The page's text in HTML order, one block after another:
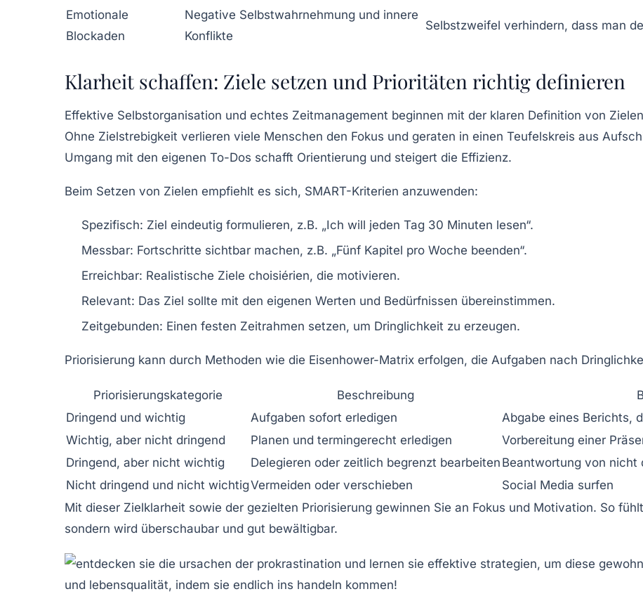
Emotionale
Blockaden
Negative Selbstwahrnehmung und innere
Konflikte
Selbstzweifel verhindern, dass man
Klarheit schaffen: Ziele setzen und Prioritäten richtig definieren
Effektive Selbstorganisation und echtes Zeitmanagement beginnen mit der klaren Definition von
Ohne Zielstrebigkeit verlieren viele Menschen den Fokus und geraten in einen Teufelskreis aus
Umgang mit den eigenen To-Dos schafft Orientierung und steigert die Effizienz.
Beim Setzen von Zielen empfiehlt es sich, SMART-Kriterien anzuwenden:
Spezifisch: Ziel eindeutig formulieren, z.B. „Ich will jeden Tag 30 Minuten lesen“.
Messbar: Fortschritte sichtbar machen, z.B. „Fünf Kapitel pro Woche beenden“.
Erreichbar: Realistische Ziele choisiérien, die motivieren.
Relevant: Das Ziel sollte mit den eigenen Werten und Bedürfnissen übereinstimmen.
Zeitgebunden: Einen festen Zeitrahmen setzen, um Dringlichkeit zu erzeugen.
Priorisierung kann durch Methoden wie die Eisenhower-Matrix erfolgen, die Aufgaben nach
Priorisierungskategorie Beschreibung
Dringend und wichtig
Aufgaben sofort erledigen
Abgabe eines Berichts,
Wichtig, aber nicht dringend
Planen und termingerecht erledigen
Vorbereitung einer
Dringend, aber nicht wichtig
Delegieren oder zeitlich begrenzt bearbeiten Beantwortung von nicht
Nicht dringend und nicht wichtigVermeiden oder verschieben
Social Media surfen
Mit dieser Zielklarheit sowie der gezielten Priorisierung gewinnen Sie an Fokus und Motivation. So
sondern wird überschaubar und gut bewältigbar.